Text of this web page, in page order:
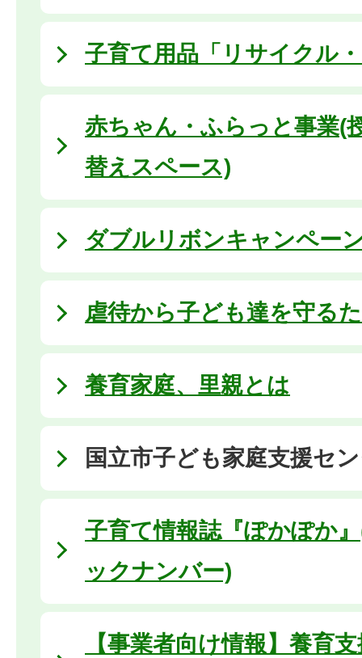
子育て用品「リサイクル
赤ちゃん・ふらっと事業(
替えスペース)
ダブルリボンキャンペー
虐待から子ども達を守る
養育家庭、里親とは
国立市子ども家庭支援セ
子育て情報誌『ぽかぽか
ックナンバー)
【事業者向け情報】養育